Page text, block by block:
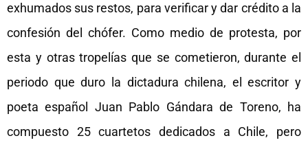
exhumados sus restos, para verificar y dar crédito a la
confesión del chófer. Como medio de protesta, por
esta y otras tropelías que se cometieron, durante el
periodo que duro la dictadura chilena, el escritor y
poeta español Juan Pablo Gándara de Toreno, ha
compuesto 25 cuartetos dedicados a Chile, pero